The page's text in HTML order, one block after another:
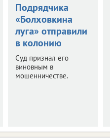
Подрядчика
«Болховкина
луга» отправили
в колонию
Суд признал его
виновным в
мошенничестве.